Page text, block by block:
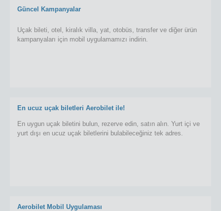
Güncel Kampanyalar
Uçak bileti, otel, kiralık villa, yat, otobüs, transfer ve diğer ürün
kampanyaları için mobil uygulamamızı indirin.
En ucuz uçak biletleri Aerobilet ile!
En uygun uçak biletini bulun, rezerve edin, satın alın. Yurt içi ve
yurt dışı en ucuz uçak biletlerini bulabileceğiniz tek adres.
Aerobilet Mobil Uygulaması